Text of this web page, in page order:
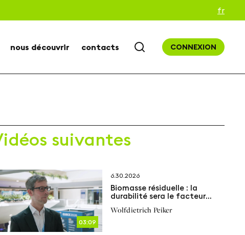
fr
nous découvrir contacts CONNEXION
suivantes
03:09
6.30.2026
Biomasse résiduelle : la
durabilité sera le facteur
Wolfdietrich Peiker